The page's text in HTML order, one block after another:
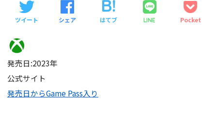
ツイート シェア はてブ LINE Pocket
発売日:2023年
公式サイト
発売日からGame Pass入り